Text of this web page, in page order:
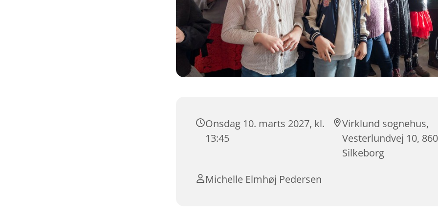
Onsdag 10. marts 2027, kl.
13:45
Virklund sognehus,
Vesterlundvej 10,
Silkeborg
Michelle Elmhøj Pedersen